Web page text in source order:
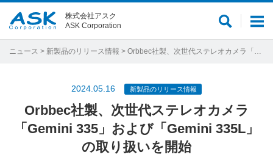
メ
ュ
サ
ト
株式会社アスク
ASK Corporation
ニュース > 新製品のリリース情報 > Orbbec社製、次世代ステレオカメラ「Gemini 335」および「Gemini 335L」の取り扱いを開始
2024.05.16 新製品のリリース情報
Orbbec社製、次世代ステレオカメラ
「Gemini 335」および「Gemini 335L」
の取り扱いを開始